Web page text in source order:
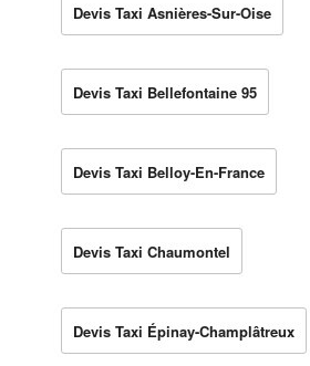
Devis Taxi Asnières-Sur-Oise
Devis Taxi Bellefontaine 95
Devis Taxi Belloy-En-France
Devis Taxi Chaumontel
Devis Taxi Épinay-Champlâtreux